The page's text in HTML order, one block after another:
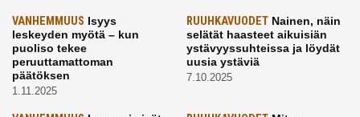
VANHEMMUUS Isyys
leskeyden myötä – kun
puoliso tekee
peruuttamattoman
päätöksen
1.11.2025
RUUHKAVUODETNainen, näin
selätät haasteet aikuisiän
ystävyyssuhteissa ja löydät
uusia ystäviä
7.10.2025